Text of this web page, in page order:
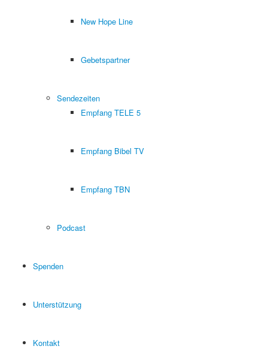
New Hope Line
Gebetspartner
Sendezeiten
Empfang TELE 5
Empfang Bibel TV
Empfang TBN
Podcast
Spenden
Unterstützung
Kontakt